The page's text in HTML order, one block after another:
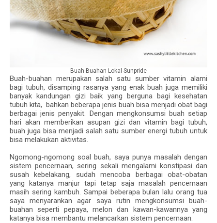
Buah-Buahan Lokal Sunpride
Buah-buahan merupakan salah satu sumber vitamin alami
bagi tubuh, disamping rasanya yang enak buah juga memiliki
banyak kandungan gizi baik yang berguna bagi kesehatan
tubuh kita, bahkan beberapa jenis buah bisa menjadi obat bagi
berbagai jenis penyakit. Dengan mengkonsumsi buah setiap
hari akan memberikan asupan gizi dan vitamin bagi tubuh,
buah juga bisa menjadi salah satu sumber energi tubuh untuk
bisa melakukan aktivitas.
Ngomong-ngomong soal buah, saya punya masalah dengan
sistem pencernaan, sering sekali mengalami konstipasi dan
susah kebelakang, sudah mencoba berbagai obat-obatan
yang katanya manjur tapi tetap saja masalah pencernaan
masih sering kambuh. Sampai beberapa bulan lalu orang tua
saya menyarankan agar saya rutin mengkonsumsi buah-
buahan seperti pepaya, melon dan kawan-kawannya yang
katanya bisa membantu melancarkan sistem pencernaan.